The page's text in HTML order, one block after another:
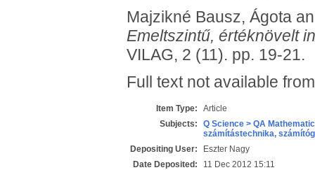
Majzikné Bausz, Ágota
Emeltszintű, értéknövelt
VILAG, 2 (11). pp. 19-21.
Full text not available
Item Type:
Article
Subjects:
Q Science > QA
számítástechnika,
Depositing User:
Eszter Nagy
Date Deposited:
11 Dec 2012 15:11